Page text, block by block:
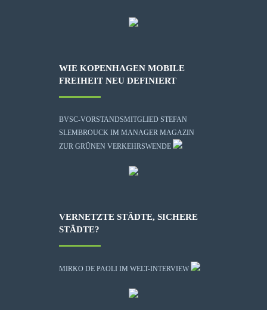
WIE KOPENHAGEN MOBILE
FREIHEIT NEU DEFINIERT
BVSC-VORSTANDSMITGLIED STEFAN
SLEMBROUCK IM MANAGER MAGAZIN
ZUR GRÜNEN VERKEHRSWENDE
VERNETZTE STÄDTE, SICHERE
STÄDTE?
MIRKO DE PAOLI IM WELT-INTERVIEW